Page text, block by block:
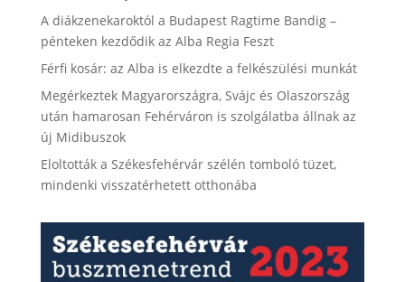
A diákzenekaroktól a Budapest Ragtime Bandig –
pénteken kezdődik az Alba Regia Feszt
Férfi kosár: az Alba is elkezdte a felkészülési munkát
Megérkeztek Magyarországra, Svájc és Olaszország
után hamarosan Fehérváron is szolgálatba állnak az
új Midibuszok
Eloltották a Székesfehérvár szélén tomboló tüzet,
mindenki visszatérhetett otthonába